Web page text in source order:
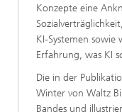
Konzepte eine
KI-Systemen sowie
Erfahrung, was KI
Die in der
Winter von Waltz
Bandes und